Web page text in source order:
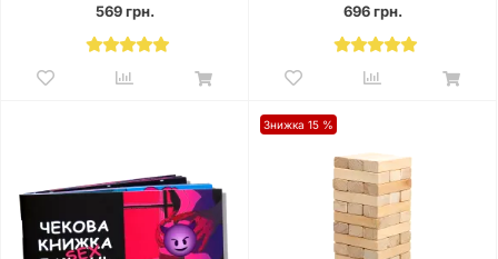
569 грн. 696 грн.
Знижка 15 %